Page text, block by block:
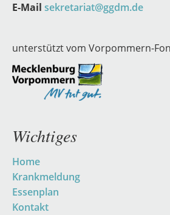
E-Mail sekretariat@ggdm.de
unterstützt vom Vorpommern-
Wichtiges
Navigation
überspringen
Home
Krankmeldung
Essenplan
Kontakt